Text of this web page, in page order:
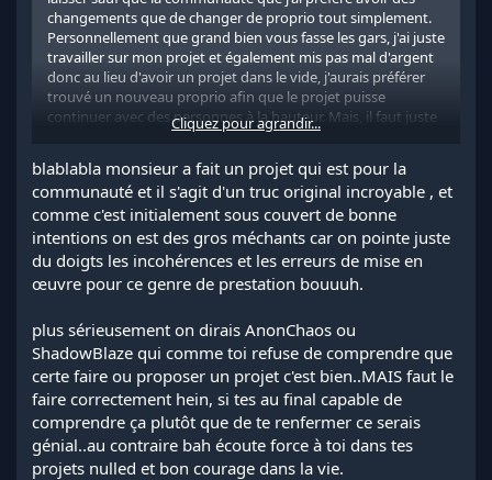
changements que de changer de proprio tout simplement.
Personnellement que grand bien vous fasse les gars, j'ai juste
travailler sur mon projet et également mis pas mal d'argent
donc au lieu d'avoir un projet dans le vide, j'aurais préférer
trouvé un nouveau proprio afin que le projet puisse
continuer avec des personnes à la hauteur. Mais, il faut juste
voir la qualité de discussion pour comprendre les
quand même.
Oui ne t'en fais pas également pour les conséquences, je l'ai
connais parfaitement ( La clôture du Compte GmodStore
etc... )
Enfin dans tout les cas la discussion et close donc je vous
souhaite une bonne journée.
Cliquez pour agrandir...
blablabla monsieur a fait un projet qui est pour la
communauté et il s'agit d'un truc original incroyable , et
comme c'est initialement sous couvert de bonne
intentions on est des gros méchants car on pointe juste
du doigts les incohérences et les erreurs de mise en
œuvre pour ce genre de prestation bouuuh.
plus sérieusement on dirais AnonChaos ou
ShadowBlaze qui comme toi refuse de comprendre que
certe faire ou proposer un projet c'est bien..MAIS faut le
faire correctement hein, si tes au final capable de
comprendre ça plutôt que de te renfermer ce serais
génial..au contraire bah écoute force à toi dans tes
projets nulled et bon courage dans la vie.